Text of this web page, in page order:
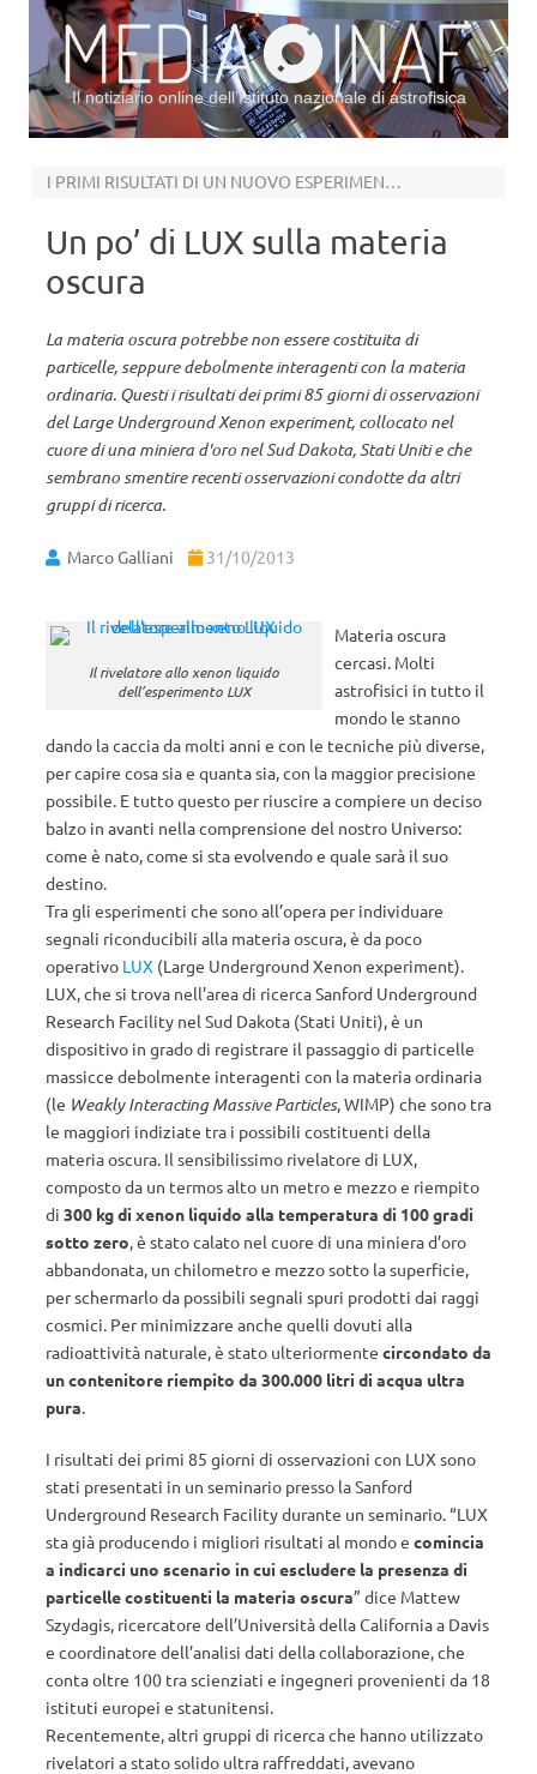
Il notiziario online dell’Istituto nazionale di astrofisica
I PRIMI RISULTATI DI UN NUOVO ESPERIMENTO
Un po’ di LUX sulla materia
oscura
La materia oscura potrebbe non essere costituita di
particelle, seppure debolmente interagenti con la materia
ordinaria. Questi i risultati dei primi 85 giorni di osservazioni
del Large Underground Xenon experiment, collocato nel
cuore di una miniera d'oro nel Sud Dakota, Stati Uniti e che
sembrano smentire recenti osservazioni condotte da altri
gruppi di ricerca.
Marco Galliani 31/10/2013
Il rivelatore allo xenon liquido
dell’esperimento LUX
Materia oscura
cercasi. Molti
astrofisici in tutto il
mondo le stanno
dando la caccia da molti anni e con le tecniche più diverse,
per capire cosa sia e quanta sia, con la maggior precisione
possibile. E tutto questo per riuscire a compiere un deciso
balzo in avanti nella comprensione del nostro Universo:
come è nato, come si sta evolvendo e quale sarà il suo
destino.
Tra gli esperimenti che sono all’opera per individuare
segnali riconducibili alla materia oscura, è da poco
operativo LUX (Large Underground Xenon experiment).
LUX, che si trova nell’area di ricerca Sanford Underground
Research Facility nel Sud Dakota (Stati Uniti), è un
dispositivo in grado di registrare il passaggio di particelle
massicce debolmente interagenti con la materia ordinaria
(le Weakly Interacting Massive Particles, WIMP) che sono tra
le maggiori indiziate tra i possibili costituenti della
materia oscura. Il sensibilissimo rivelatore di LUX,
composto da un termos alto un metro e mezzo e riempito
di 300 kg di xenon liquido alla temperatura di 100 gradi
sotto zero, è stato calato nel cuore di una miniera d’oro
abbandonata, un chilometro e mezzo sotto la superficie,
per schermarlo da possibili segnali spuri prodotti dai raggi
cosmici. Per minimizzare anche quelli dovuti alla
radioattività naturale, è stato ulteriormente circondato da
un contenitore riempito da 300.000 litri di acqua ultra
pura.
I risultati dei primi 85 giorni di osservazioni con LUX sono
stati presentati in un seminario presso la Sanford
Underground Research Facility durante un seminario. “LUX
sta già producendo i migliori risultati al mondo e comincia
a indicarci uno scenario in cui escludere la presenza di
particelle costituenti la materia oscura” dice Mattew
Szydagis, ricercatore dell’Università della California a Davis
e coordinatore dell’analisi dati della collaborazione, che
conta oltre 100 tra scienziati e ingegneri provenienti da 18
istituti europei e statunitensi.
Recentemente, altri gruppi di ricerca che hanno utilizzato
rivelatori a stato solido ultra raffreddati, avevano